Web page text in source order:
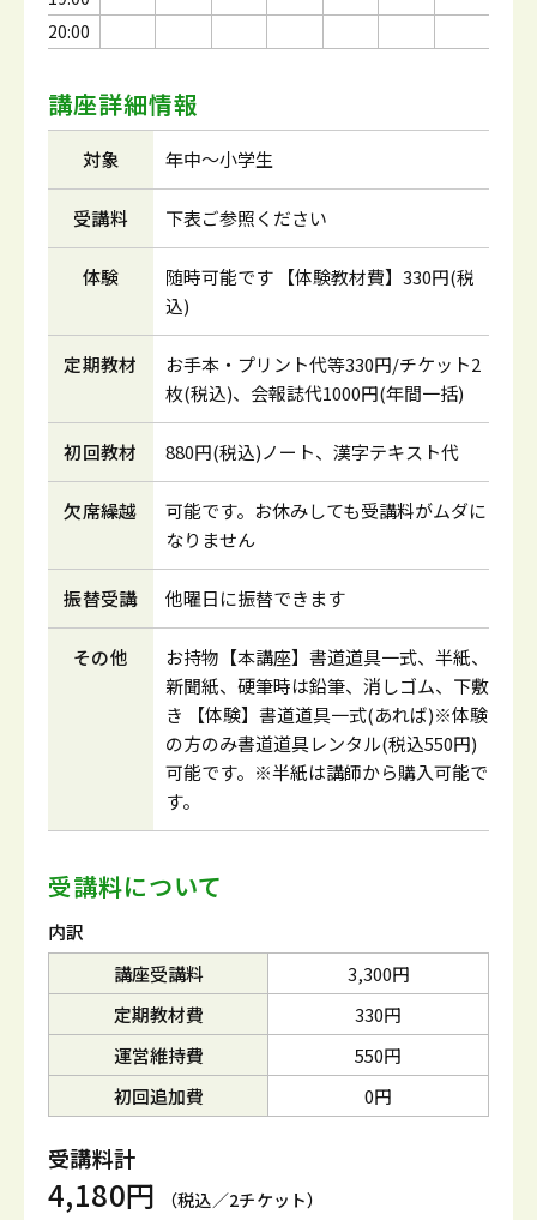
20:00
講座詳細情報
対象 年中～小学生
受講料 下表ご参照ください
体験
随時可能です 【体験教材費】330円(税
込)
定期教材
お手本・プリント代等330円/チケット2
枚(税込)、会報誌代1000円(年間一括)
初回教材 880円(税込)ノート、漢字テキスト代
欠席繰越
可能です。お休みしても受講料がムダに
なりません
振替受講 他曜日に振替できます
その他
お持物【本講座】書道道具一式、半紙、
新聞紙、硬筆時は鉛筆、消しゴム、下敷
き 【体験】書道道具一式(あれば)※体験
の方のみ書道道具レンタル(税込550円)
可能です。※半紙は講師から購入可能で
す。
受講料について
内訳
講座受講料
3,300円
定期教材費
330円
運営維持費
550円
初回追加費
0円
受講料計
4,180円
（税込／2チケット）